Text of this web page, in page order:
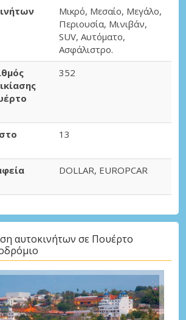
Μικρό, Μεσαίο, Μεγάλο,
Περιουσία, Μινιβάν,
SUV, Αυτόματο,
Ασφάλιστρο.
352
13
DOLLAR, EUROPCAR
αυτοκινήτων σε Πουέρτο